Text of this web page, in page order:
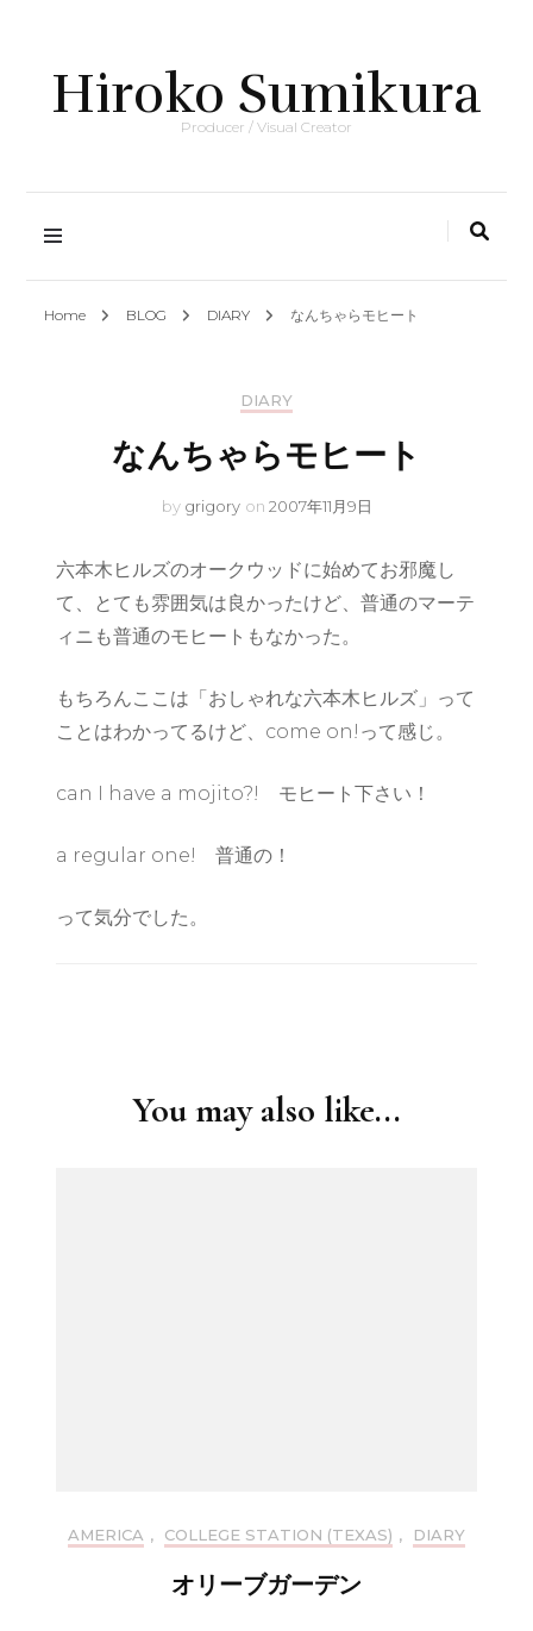
Hiroko Sumikura
Producer / Visual Creator
Home BLOG DIARY なんちゃらモヒート
DIARY
なんちゃらモヒート
by grigory on 2007年11月9日
六本木ヒルズのオークウッドに始めてお邪魔し
て、とても雰囲気は良かったけど、普通のマーテ
ィニも普通のモヒートもなかった。
もちろんここは「おしゃれな六本木ヒルズ」って
ことはわかってるけど、come on!って感じ。
can I have a mojito?! モヒート下さい！
a regular one! 普通の！
って気分でした。
You may also like...
AMERICA , COLLEGE STATION (TEXAS) , DIARY
オリーブガーデン